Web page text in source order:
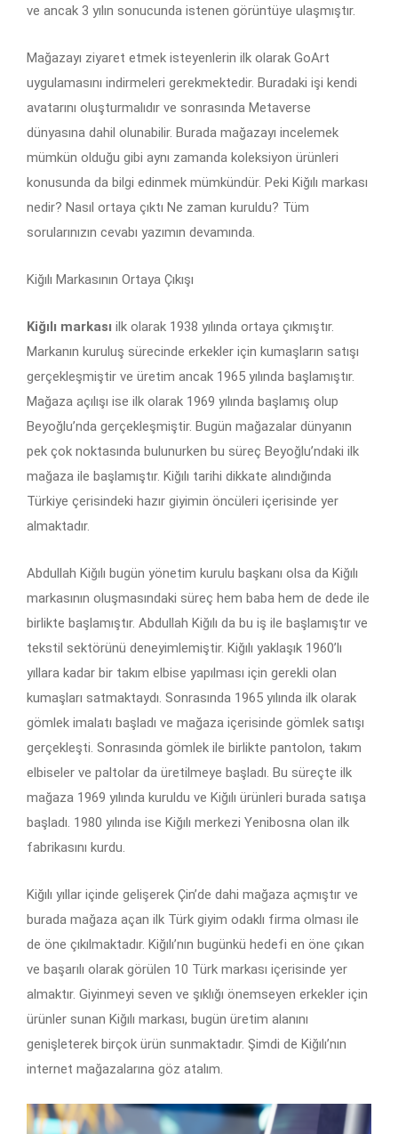
ve ancak 3 yılın sonucunda istenen görüntüye ulaşmıştır.
Mağazayı ziyaret etmek isteyenlerin ilk olarak GoArt
uygulamasını indirmeleri gerekmektedir. Buradaki işi kendi
avatarını oluşturmalıdır ve sonrasında Metaverse
dünyasına dahil olunabilir. Burada mağazayı incelemek
mümkün olduğu gibi aynı zamanda koleksiyon ürünleri
konusunda da bilgi edinmek mümkündür. Peki Kiğılı markası
nedir? Nasıl ortaya çıktı Ne zaman kuruldu? Tüm
sorularınızın cevabı yazımın devamında.
Kiğılı Markasının Ortaya Çıkışı
Kiğılı markası ilk olarak 1938 yılında ortaya çıkmıştır.
Markanın kuruluş sürecinde erkekler için kumaşların satışı
gerçekleşmiştir ve üretim ancak 1965 yılında başlamıştır.
Mağaza açılışı ise ilk olarak 1969 yılında başlamış olup
Beyoğlu’nda gerçekleşmiştir. Bugün mağazalar dünyanın
pek çok noktasında bulunurken bu süreç Beyoğlu’ndaki ilk
mağaza ile başlamıştır. Kiğılı tarihi dikkate alındığında
Türkiye çerisindeki hazır giyimin öncüleri içerisinde yer
almaktadır.
Abdullah Kiğılı bugün yönetim kurulu başkanı olsa da Kiğılı
markasının oluşmasındaki süreç hem baba hem de dede ile
birlikte başlamıştır. Abdullah Kiğılı da bu iş ile başlamıştır ve
tekstil sektörünü deneyimlemiştir. Kiğılı yaklaşık 1960’lı
yıllara kadar bir takım elbise yapılması için gerekli olan
kumaşları satmaktaydı. Sonrasında 1965 yılında ilk olarak
gömlek imalatı başladı ve mağaza içerisinde gömlek satışı
gerçekleşti. Sonrasında gömlek ile birlikte pantolon, takım
elbiseler ve paltolar da üretilmeye başladı. Bu süreçte ilk
mağaza 1969 yılında kuruldu ve Kiğılı ürünleri burada satışa
başladı. 1980 yılında ise Kiğılı merkezi Yenibosna olan ilk
fabrikasını kurdu.
Kiğılı yıllar içinde gelişerek Çin’de dahi mağaza açmıştır ve
burada mağaza açan ilk Türk giyim odaklı firma olması ile
de öne çıkılmaktadır. Kiğılı’nın bugünkü hedefi en öne çıkan
ve başarılı olarak görülen 10 Türk markası içerisinde yer
almaktır. Giyinmeyi seven ve şıklığı önemseyen erkekler için
ürünler sunan Kiğılı markası, bugün üretim alanını
genişleterek birçok ürün sunmaktadır. Şimdi de Kiğılı’nın
internet mağazalarına göz atalım.